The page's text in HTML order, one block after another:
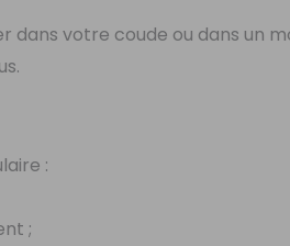
dans votre coude ou dans un
:
;